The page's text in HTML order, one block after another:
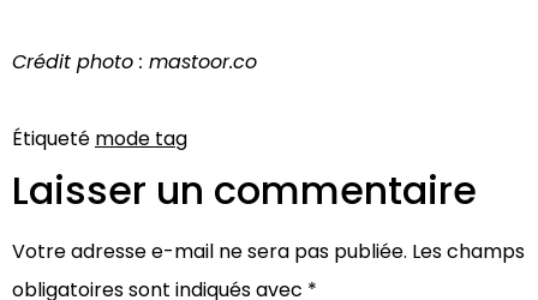
Crédit photo : mastoor.co
Étiqueté mode tag
Laisser un commentaire
Votre adresse e-mail ne sera pas publiée. Les champs
obligatoires sont indiqués avec *